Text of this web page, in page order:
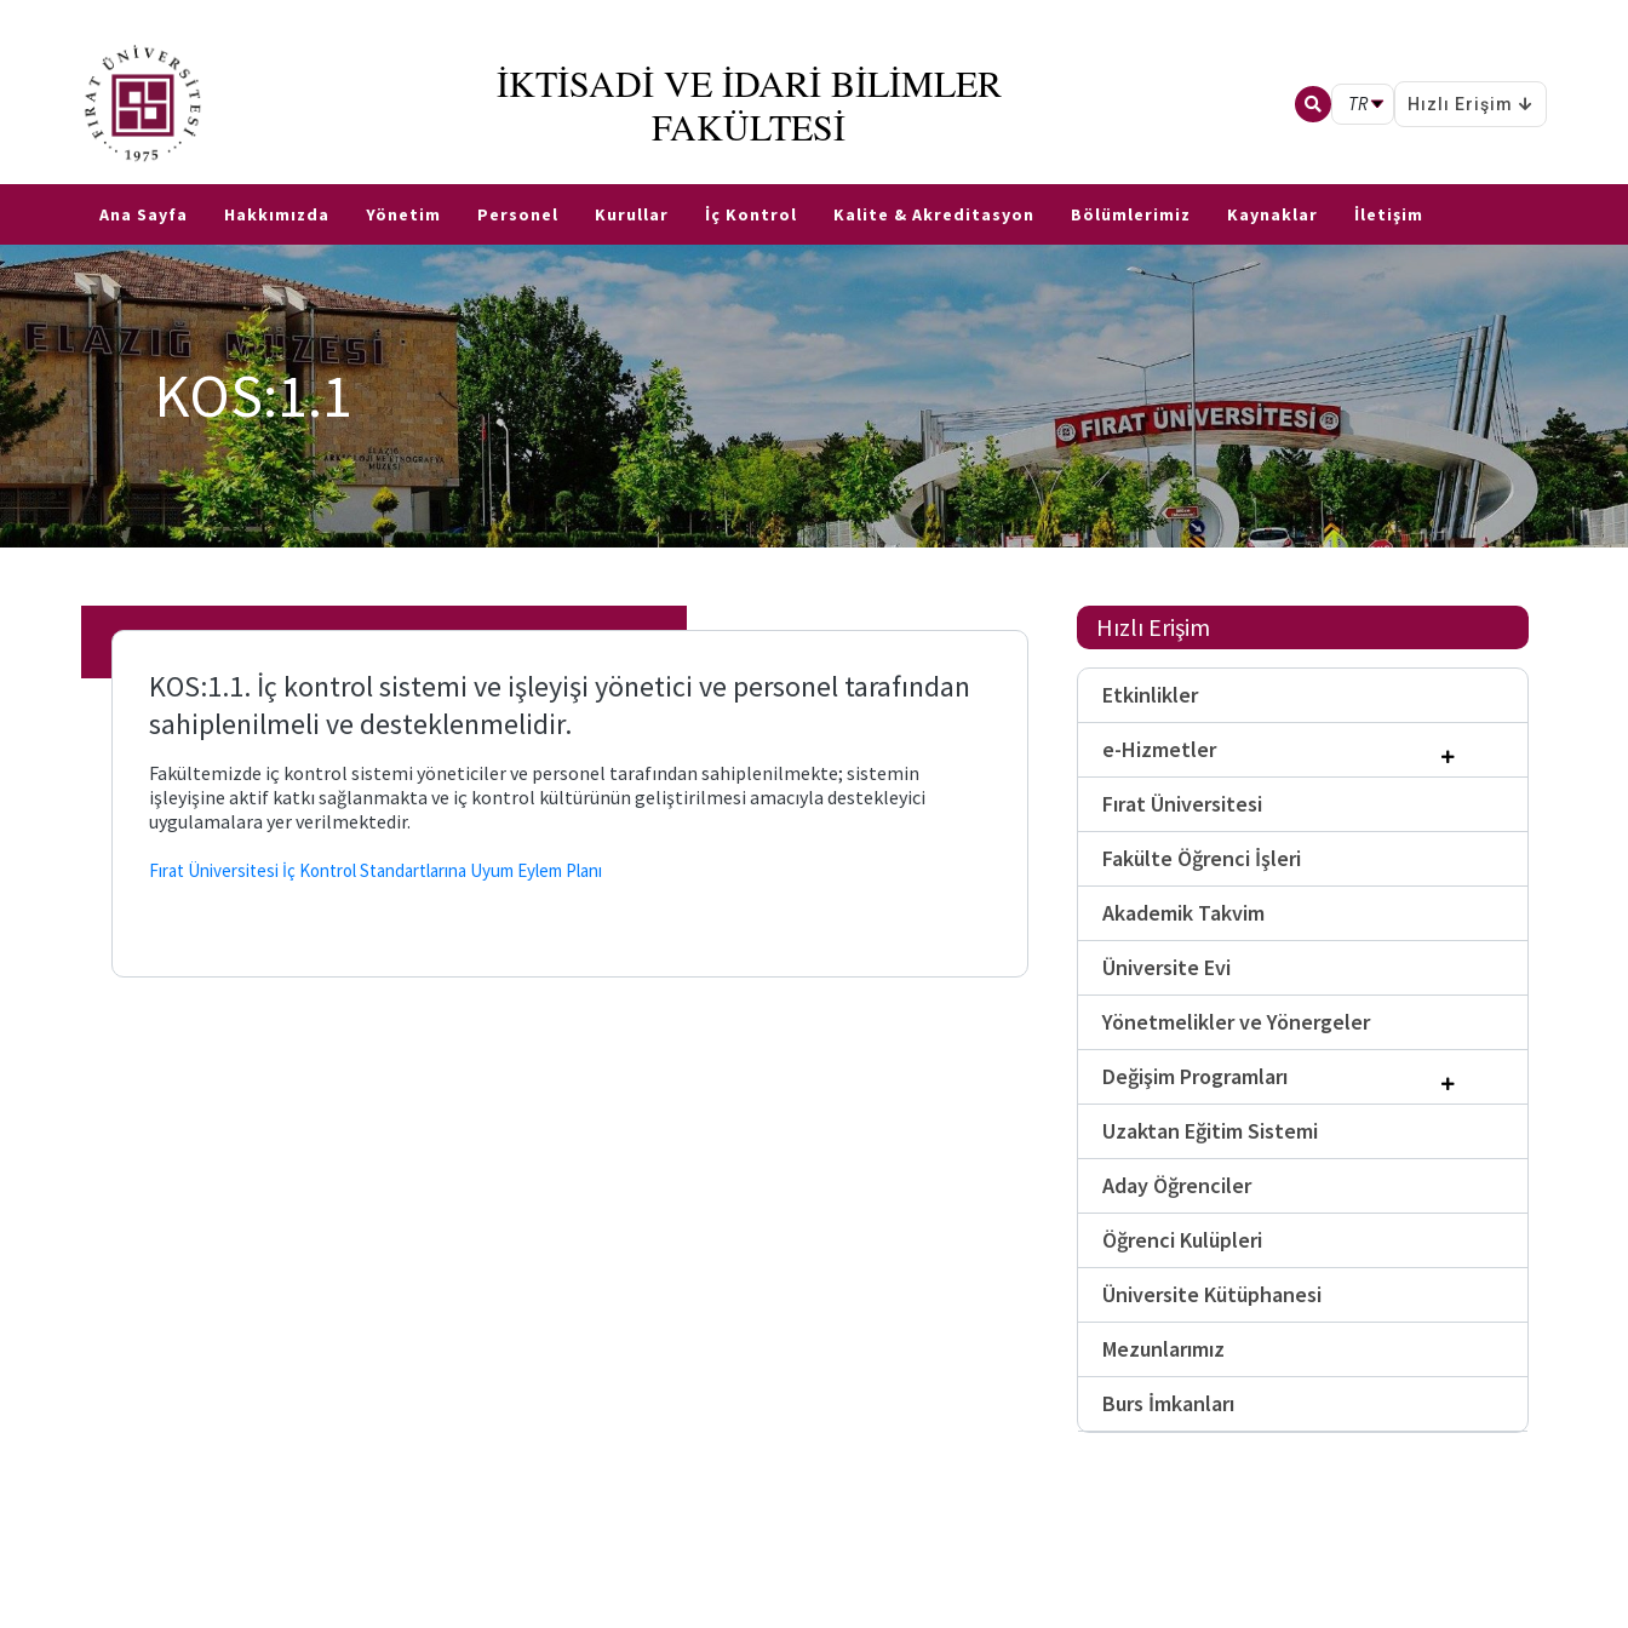
İKTİSADİ VE İDARİ BİLİMLER
FAKÜLTESİ
TR Hızlı Erişim
Etkinlikler
Hizmetler
e-
Posta
Öğrenci
İşleri
Otomasyonu
Transkript
Belgesi
Bologna
Sistemi
Fırat
Üniversitesi
Fakülte
Öğrenci
İşleri
Akademik
Takvim
Yönetmelikler
ve Yönergeler
Programları
Erasmus
Farabi
Öğrenciler
Ana Sayfa Hakkımızda Yönetim Personel Kurullar İç Kontrol Kalite & Akreditasyon Bölümlerimiz Kaynaklar İletişim
KOS:1.1
KOS:1.1. İç kontrol sistemi ve işleyişi yönetici ve personel tarafından
sahiplenilmeli ve desteklenmelidir.
Fakültemizde iç kontrol sistemi yöneticiler ve personel tarafından sahiplenilmekte; sistemin
işleyişine aktif katkı sağlanmakta ve iç kontrol kültürünün geliştirilmesi amacıyla destekleyici
uygulamalara yer verilmektedir.
Fırat Üniversitesi İç Kontrol Standartlarına Uyum Eylem Planı
Hızlı Erişim
Etkinlikler
e-Hizmetler
Fırat Üniversitesi
Fakülte Öğrenci İşleri
Akademik Takvim
Üniversite Evi
Yönetmelikler ve Yönergeler
Değişim Programları
Uzaktan Eğitim Sistemi
Aday Öğrenciler
Öğrenci Kulüpleri
Üniversite Kütüphanesi
Mezunlarımız
Burs İmkanları